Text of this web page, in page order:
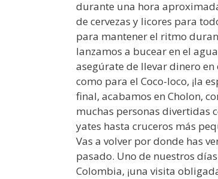
durante una hora
de cervezas y licores para
para mantener el ritmo
lanzamos a bucear en el
asegúrate de llevar dinero
como para el Coco-loco, ¡la
final, acabamos en Cholon,
muchas personas divertidas
yates hasta cruceros más
Vas a volver por donde has
pasado. Uno de nuestros
Colombia, ¡una visita